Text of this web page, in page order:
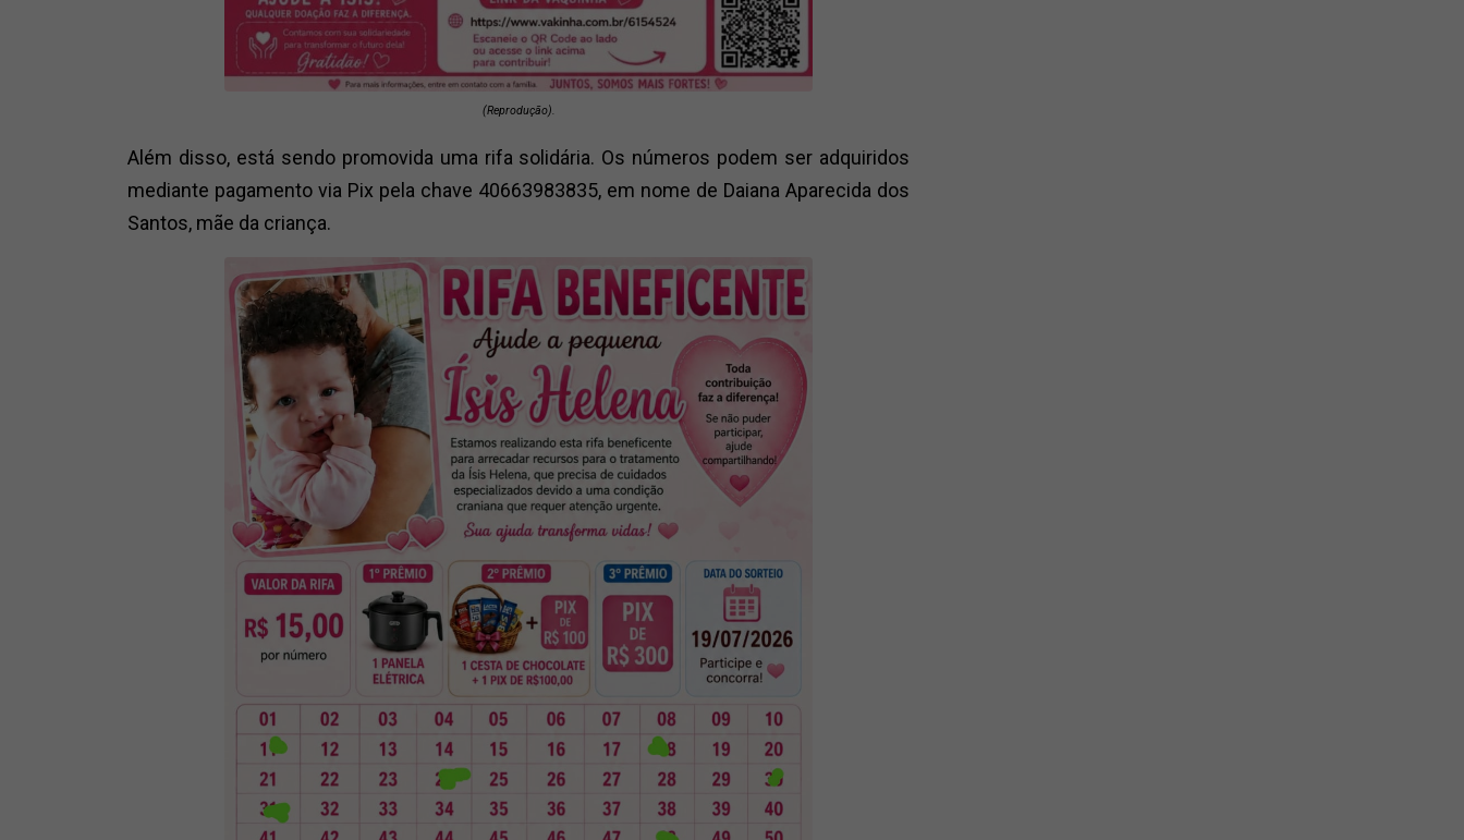
(Reprodução).
Além disso, está sendo promovida uma rifa solidária. Os números podem ser adquiridos
mediante pagamento via Pix pela chave 40663983835, em nome de Daiana Aparecida dos
Santos, mãe da criança.